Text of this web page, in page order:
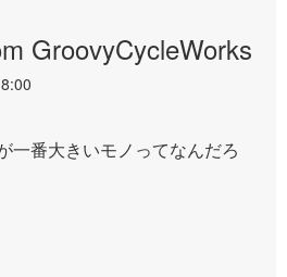
GroovyCycleWorks
一番大きいモノってなんだろ